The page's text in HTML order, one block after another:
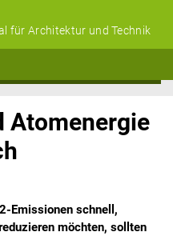
für Architektur und Technik
Atomenergie
Emissionen schnell,
möchten, sollten